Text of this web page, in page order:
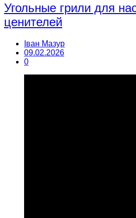
Угольные грили для
ценителей
Іван Мазур
09.02.2026
0